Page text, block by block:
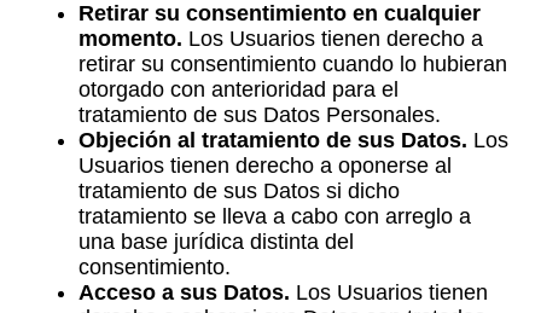
Retirar su consentimiento en cualquier
momento. Los Usuarios tienen derecho a
retirar su consentimiento cuando lo hubieran
otorgado con anterioridad para el
tratamiento de sus Datos Personales.
Objeción al tratamiento de sus Datos. Los
Usuarios tienen derecho a oponerse al
tratamiento de sus Datos si dicho
tratamiento se lleva a cabo con arreglo a
una base jurídica distinta del
consentimiento.
Acceso a sus Datos. Los Usuarios tienen